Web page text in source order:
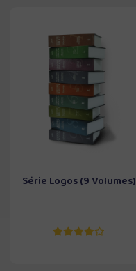
Série Logos (9 Volumes)